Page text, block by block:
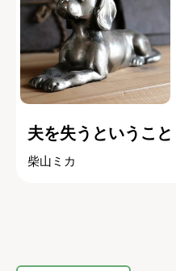
夫を失うということ
柴山ミカ